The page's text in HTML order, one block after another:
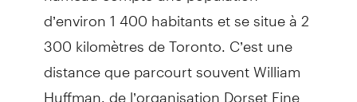
d’environ 1 400 habitants et se situe à 2
300 kilomètres de Toronto. C’est une
distance que parcourt souvent William
Huffman, de l’organisation Dorset Fine